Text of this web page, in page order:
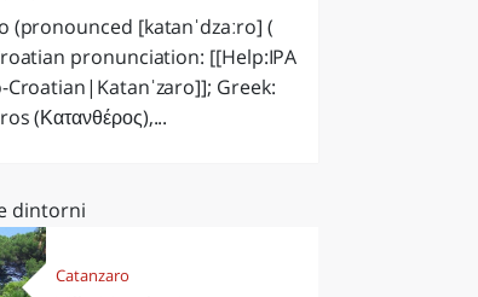
(pronounced [katanˈdzaːro] (
pronunciation: [[Help:IPA
Croatian|Katanˈzaro]]; Greek:
(Κατανθέρος),...
dintorni
Catanzaro